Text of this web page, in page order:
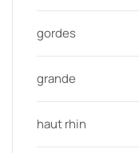
gordes
grande
haut rhin